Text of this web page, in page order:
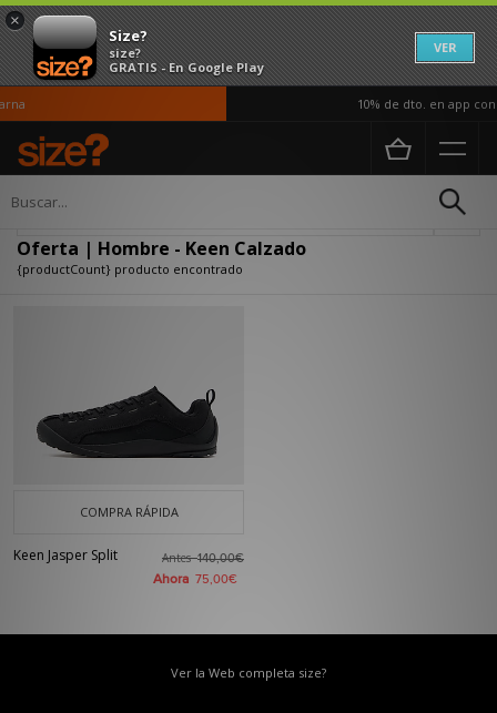
×
Size?
size?
GRATIS - En Google Play
VER
10% de dto. en app con
Página principal
Oferta | Hombre - Keen Calzado
{productCount} producto encontrado
COMPRA RÁPIDA
Keen Jasper Split Antes140,00€
Ahora 75,00€
Ver la Web completa size?